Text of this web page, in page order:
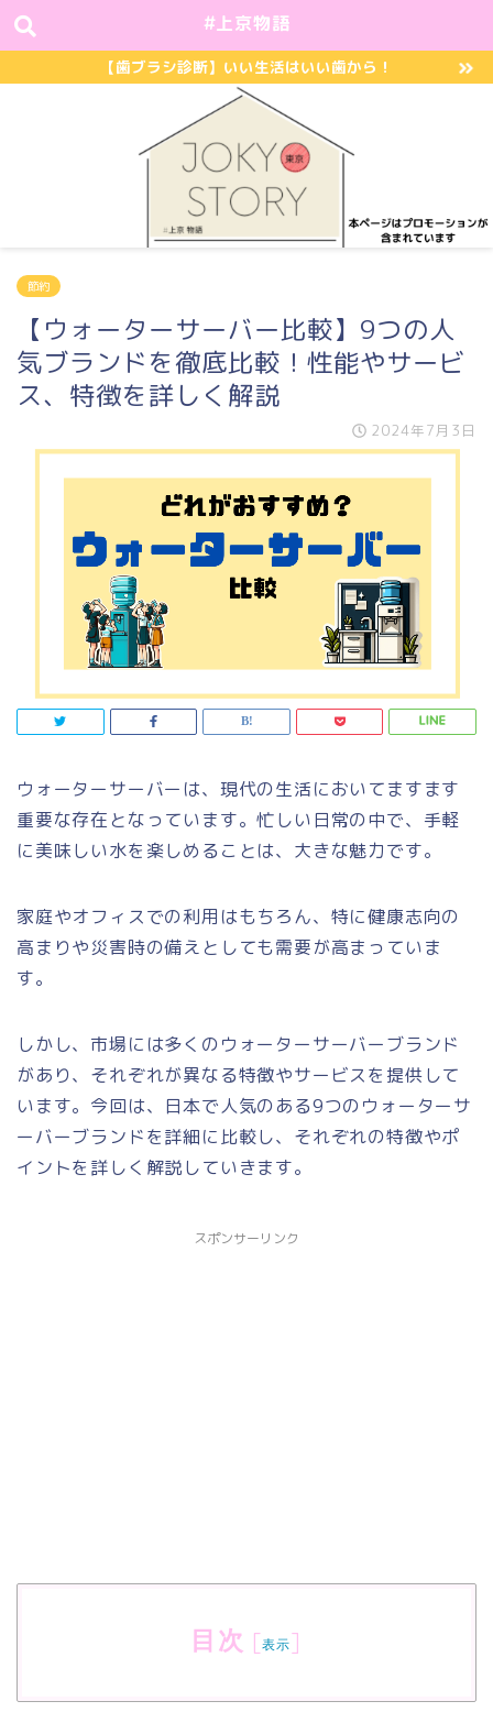
#上京物語
【歯ブラシ診断】いい生活はいい歯から！
節約
【ウォーターサーバー比較】9つの人
気ブランドを徹底比較！性能やサービ
ス、特徴を詳しく解説
2024年7月3日
ウォーターサーバーは、現代の生活においてますます
重要な存在となっています。忙しい日常の中で、手軽
に美味しい水を楽しめることは、大きな魅力です。
家庭やオフィスでの利用はもちろん、特に健康志向の
高まりや災害時の備えとしても需要が高まっていま
す。
しかし、市場には多くのウォーターサーバーブランド
があり、それぞれが異なる特徴やサービスを提供して
います。今回は、日本で人気のある9つのウォーターサ
ーバーブランドを詳細に比較し、それぞれの特徴やポ
イントを詳しく解説していきます。
スポンサーリンク
目次 [表示]